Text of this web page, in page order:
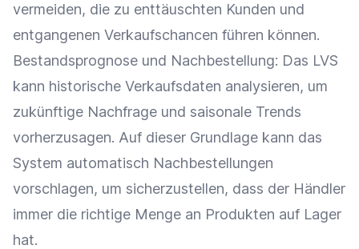
vermeiden, die zu enttäuschten Kunden und
entgangenen Verkaufschancen führen können.
Bestandsprognose und Nachbestellung: Das LVS
kann historische Verkaufsdaten analysieren, um
zukünftige Nachfrage und saisonale Trends
vorherzusagen. Auf dieser Grundlage kann das
System automatisch Nachbestellungen
vorschlagen, um sicherzustellen, dass der Händler
immer die richtige Menge an Produkten auf Lager
hat.